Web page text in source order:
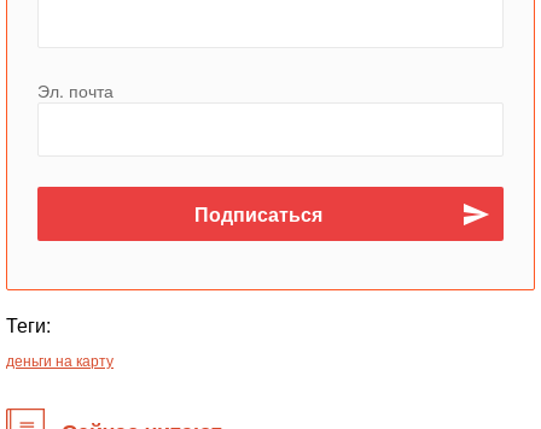
Эл. почта
Теги:
деньги на карту